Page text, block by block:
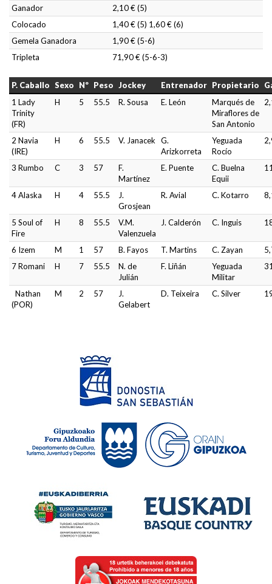
Ganador
2,10 € (5)
Colocado
1,40 € (5) 1,60 € (6)
Gemela Ganadora
1,90 € (5-6)
Tripleta
71,90 € (5-6-3)
P. Caballo Sexo Nº Peso Jockey Entrenador Propietario
1 Lady
Trinity
(FR)
H 5 55.5 R. Sousa E. León
Marqués de
Miraflores de
San Antonio
2 Navia
(IRE)
H 6 55.5 V. Janacek
G.
Arizkorreta
Yeguada
Rocío
3 Rumbo C 3 57
F.
Martínez
E. Puente
C. Buelna
Equii
4 Alaska H 4 55.5
J.
Grosjean
R. Avial C. Kotarro
5 Soul of
Fire
H 8 55.5
V.M.
Valenzuela
J. Calderón C. Inguis
6 Izem M 1 57 B. Fayos T. Martins C. Zayan
7 Romani
H 7 55.5
N. de
Julián
F. Liñán
Yeguada
Militar
Nathan
(POR)
M 2 57
J.
Gelabert
D. Teixeira C. Silver